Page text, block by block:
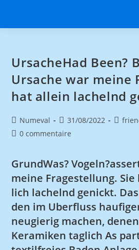
UrsacheHad Been?
Ursache war meine
hat allein lachelnd
Numeval 31/08/2022
0 commentaire
GrundWas?
meine Fragestellung. Sie
lich lachelnd genickt.
den im Uberfluss
neugierig machen,
Keramiken taglich As